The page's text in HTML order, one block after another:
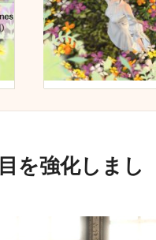
を強化しまし